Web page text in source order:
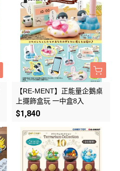
【RE-MENT】正能量企鵝桌
上擺飾盒玩 一中盒8入
$1,840